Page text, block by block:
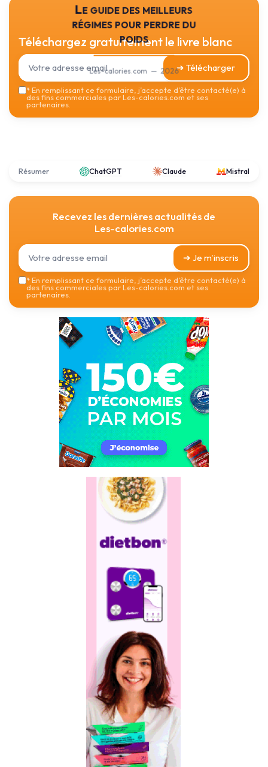
Le guide des meilleurs
régimes pour perdre du
poids
Les-calories.com — 2026
Téléchargez gratuitement le livre blanc
➔ Télécharger
*En remplissant ce formulaire, j’accepte d’être contacté(e) à
des fins commerciales par Les-calories.com et ses
partenaires.
Résumer ChatGPT Claude Mistral
Recevez les dernières actualités de
Les-calories.com
➔ Je m'inscris
*En remplissant ce formulaire, j’accepte d’être contacté(e) à
des fins commerciales par Les-calories.com et ses
partenaires.